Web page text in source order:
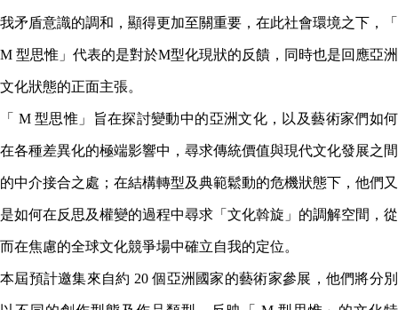
我矛盾意識的調和，顯得更加至關重要，在此社會環境之下，「
M 型思惟」代表的是對於M型化現狀的反饋，同時也是回應亞洲
文化狀態的正面主張。
「 M 型思惟」旨在探討變動中的亞洲文化，以及藝術家們如何
在各種差異化的極端影響中，尋求傳統價值與現代文化發展之間
的中介接合之處；在結構轉型及典範鬆動的危機狀態下，他們又
是如何在反思及權變的過程中尋求「文化斡旋」的調解空間，從
而在焦慮的全球文化競爭場中確立自我的定位。
本屆預計邀集來自約 20 個亞洲國家的藝術家參展，他們將分別